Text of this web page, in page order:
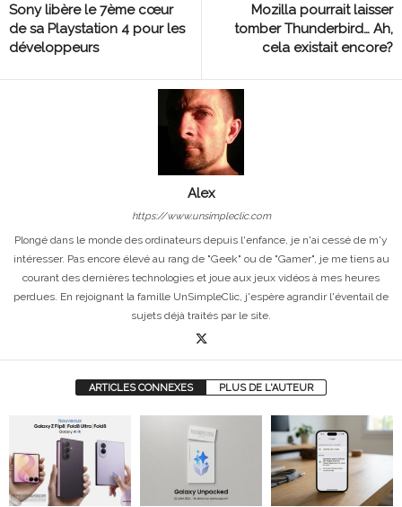
Sony libère le 7ème cœur
de sa Playstation 4 pour les
développeurs
Mozilla pourrait laisser
tomber Thunderbird… Ah,
cela existait encore?
Alex
https://www.unsimpleclic.com
Plongé dans le monde des ordinateurs depuis l'enfance, je n'ai cessé de m'y
intéresser. Pas encore élevé au rang de "Geek" ou de "Gamer", je me tiens au
courant des dernières technologies et joue aux jeux vidéos à mes heures
perdues. En rejoignant la famille UnSimpleClic, j'espère agrandir l'éventail de
sujets déjà traités par le site.
ARTICLES CONNEXES PLUS DE L'AUTEUR